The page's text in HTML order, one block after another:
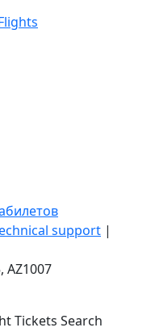
support |
AZ1007
Tickets Search